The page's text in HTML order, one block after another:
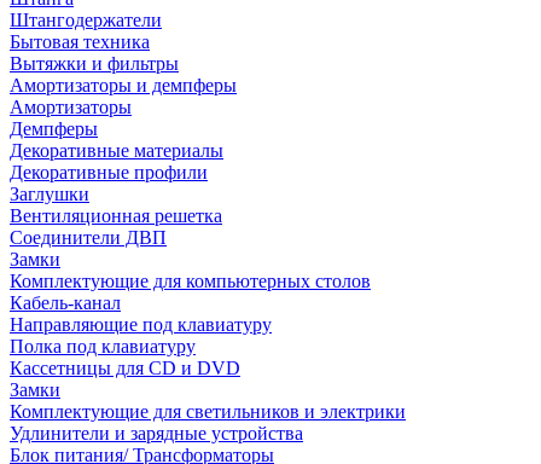
Штангодержатели
Бытовая техника
Вытяжки и фильтры
Амортизаторы и демпферы
Амортизаторы
Демпферы
Декоративные материалы
Декоративные профили
Заглушки
Вентиляционная решетка
Соединители ДВП
Замки
Комплектующие для компьютерных столов
Кабель-канал
Направляющие под клавиатуру
Полка под клавиатуру
Кассетницы для CD и DVD
Замки
Комплектующие для светильников и электрики
Удлинители и зарядные устройства
Блок питания/ Трансформаторы